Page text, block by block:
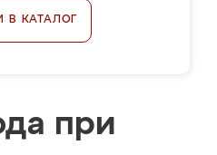
В КАТАЛОГ
при